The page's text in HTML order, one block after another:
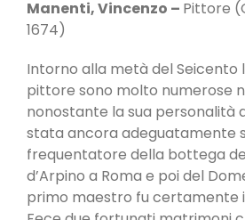
Manenti, Vincenzo – Pittore
1674)
Intorno alla metà del Seicento
pittore sono molto numerose
nonostante la sua personalità
stata ancora adeguatamente
frequentatore della bottega
d’Arpino a Roma e poi del
primo maestro fu certamente